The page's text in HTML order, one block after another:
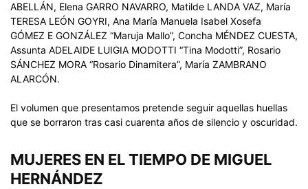
ABELLÁN, Elena GARRO NAVARRO, Matilde LANDA VAZ, María
TERESA LEÓN GOYRI, Ana María Manuela Isabel Xosefa
GÓMEZ E GONZÁLEZ “Maruja Mallo”, Concha MÉNDEZ CUESTA,
Assunta ADELAIDE LUIGIA MODOTTI “Tina Modotti”, Rosario
SÁNCHEZ MORA “Rosario Dinamitera”, María ZAMBRANO
ALARCÓN.
El volumen que presentamos pretende seguir aquellas huellas
que se borraron tras casi cuarenta años de silencio y oscuridad.
MUJERES EN EL TIEMPO DE MIGUEL
HERNÁNDEZ